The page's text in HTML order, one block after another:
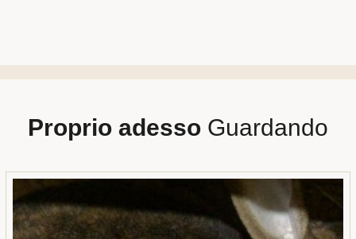
Proprio adessoGuardando